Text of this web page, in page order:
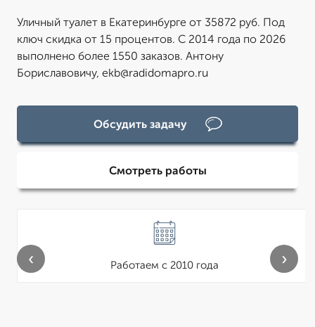
Уличный туалет в Екатеринбурге от 35872 руб. Под
ключ скидка от 15 процентов. С 2014 года по 2026
выполнено более 1550 заказов. Антону
Бориславовичу, ekb@radidomapro.ru
Обсудить задачу
Смотреть работы
Работаем с 2010 года
‹ ›